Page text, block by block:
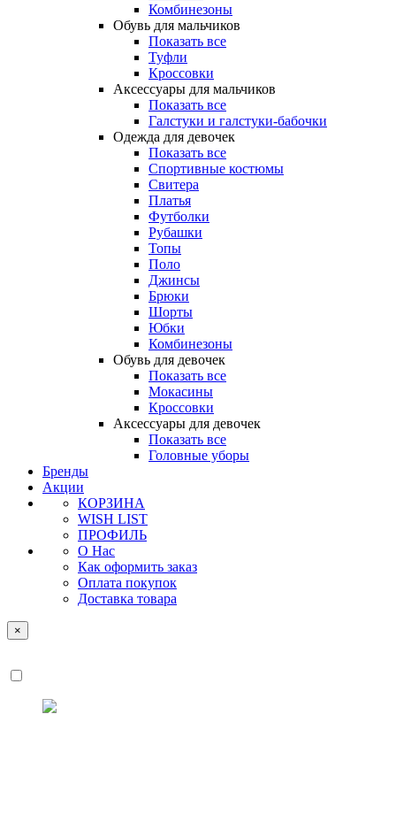
Комбинезоны
Обувь для мальчиков
Показать все
Туфли
Кроссовки
Аксессуары для мальчиков
Показать все
Галстуки и галстуки-бабочки
Одежда для девочек
Показать все
Спортивные костюмы
Свитера
Платья
Футболки
Рубашки
Топы
Поло
Джинсы
Брюки
Шорты
Юбки
Комбинезоны
Обувь для девочек
Показать все
Мокасины
Кроссовки
Аксессуары для девочек
Показать все
Головные уборы
Бренды
Акции
КОРЗИНА
WISH LIST
ПРОФИЛЬ
О Нас
Как оформить заказ
Оплата покупок
Доставка товара
×